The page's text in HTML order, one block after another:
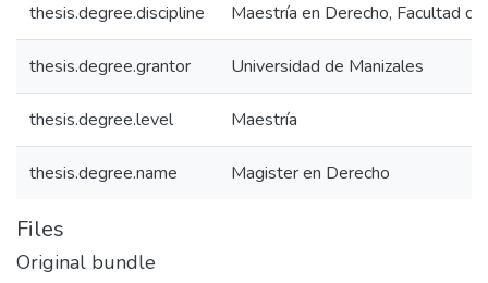
thesis.degree.discipline Maestría en Derecho, Facultad de
thesis.degree.grantor Universidad de Manizales
thesis.degree.level Maestría
thesis.degree.name Magister en Derecho
Files
Original bundle